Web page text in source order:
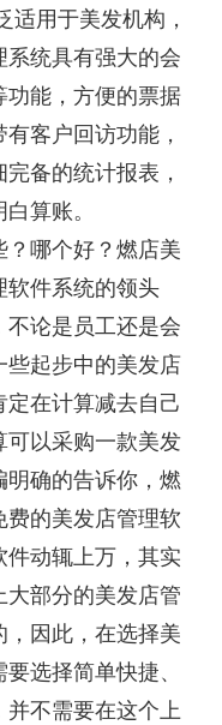
适用于美发机构，
系统具有强大的会
功能，方便的票据
客户回访功能，
备的统计报表，
算账。
哪个好？燃店美
软件系统的领头
论是员工还是会
些起步中的美发店
在计算减去自己
可以采购一款美发
明确的告诉你，燃
费的美发店管理软
动辄上万，其实
大部分的美发店管
因此，在选择美
选择简单快捷、
不需要在这个上